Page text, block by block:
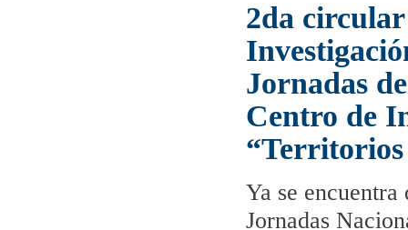
2da
Jornadas
Centro de
Ya se
Jornadas